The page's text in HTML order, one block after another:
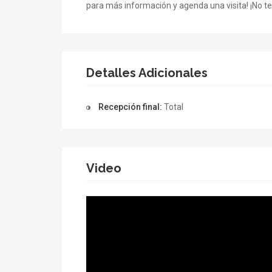
para más información y agenda una visita! ¡No
Detalles Adicionales
Recepción final: Total
Video